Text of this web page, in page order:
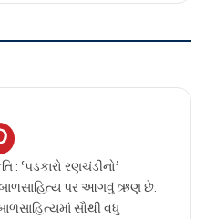
: ‘પડકારો રણચંડીનો’
બાળસાહિત્ય પર આગવું ઋણ છે.
સૌથી વધુ